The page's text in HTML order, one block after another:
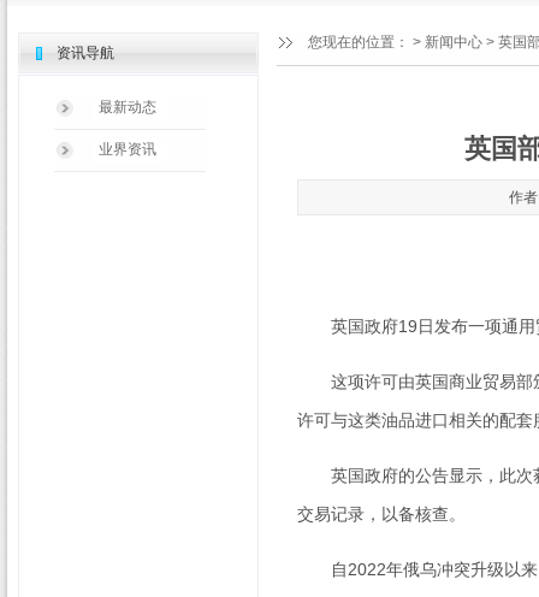
您现在的位置： > 新闻中心 > 英国
资讯导航
最新动态
业界资讯 英国
作
英国政府19日发布一项通
这项许可由英国商业贸易部
许可与这类油品进口相关的配
英国政府的公告显示，此次
交易记录，以备核查。
自2022年俄乌冲突升级以